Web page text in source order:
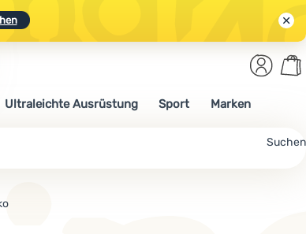
Suchen
Anmelden
Ultraleichte Ausrüstung Sport Marken